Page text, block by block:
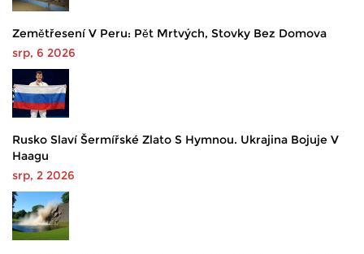
Zemětřesení V Peru: Pět Mrtvých, Stovky Bez Domova
srp, 6 2026
Rusko Slaví Šermířské Zlato S Hymnou. Ukrajina Bojuje V
Haagu
srp, 2 2026